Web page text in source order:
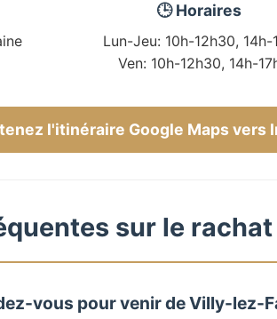
🕒 Horaires
Lun-Jeu: 10h-12h30, 14h-
Ven: 10h-12h30, 14h-
l'itinéraire Google Maps vers
sur le
vous pour venir de Villy-lez-